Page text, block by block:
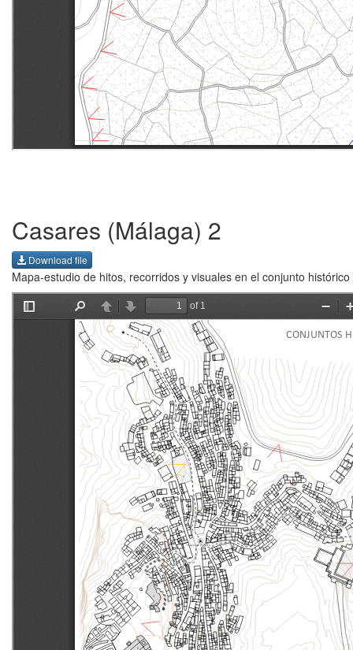
Casares (Málaga) 2
Download file
Mapa-estudio de hitos, recorridos y visuales en el conjunto